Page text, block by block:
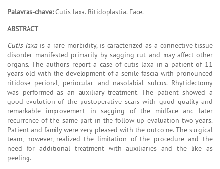
Palavras-chave:Cutis laxa. Ritidoplastia. Face.
ABSTRACT
Cutis laxais a rare morbidity, is caracterized as a connective tissue
disorder manifested primarily by sagging cut and may affect other
organs. The authors report a case of cutis laxa in a patient of 11
years old with the development of a senile fascia with pronounced
ritidose perioral, periocular and nasolabial sulcus. Rhytidectomy
was performed as an auxiliary treatment. The patient showed a
good evolution of the postoperative scars with good quality and
remarkable improvement in sagging of the midface and later
recurrence of the same part in the follow-up evaluation two years.
Patient and family were very pleased with the outcome. The surgical
team, however, realized the limitation of the procedure and the
need for additional treatment with auxiliaries and the like as
peeling.